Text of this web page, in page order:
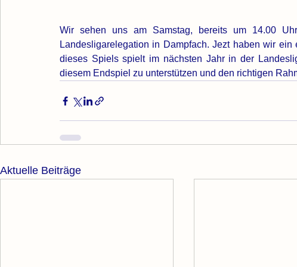
Wir sehen uns am Samstag, bereits um 14.00
Landesligarelegation in Dampfach. Jezt haben wir
dieses Spiels spielt im nächsten Jahr in der
Aktuelle Beiträge